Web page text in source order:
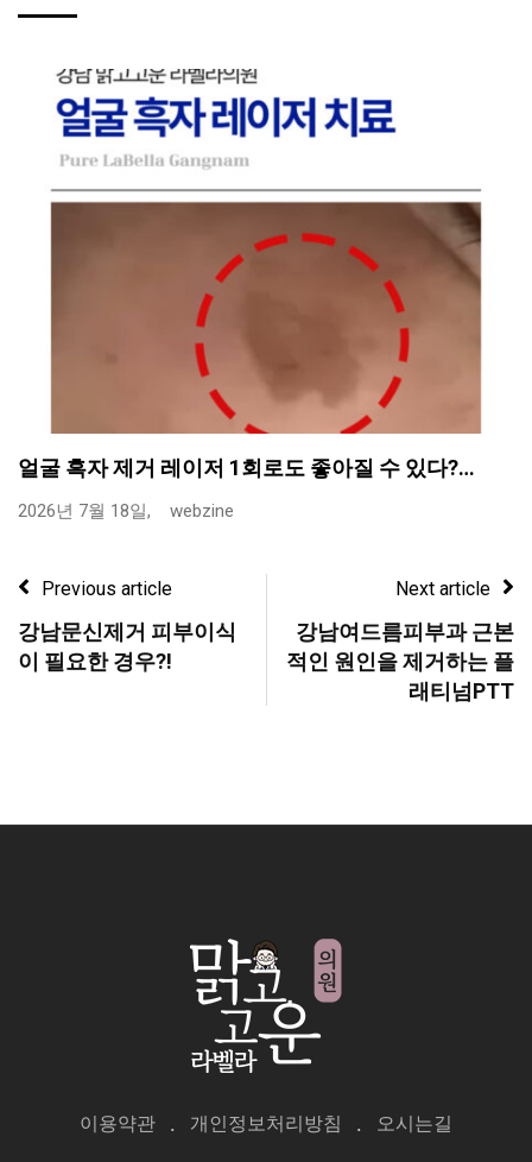
얼굴 흑자 제거 레이저 1회로도 좋아질 수 있다?…
2026년 7월 18일, webzine
Previous article
강남문신제거 피부이식
이 필요한 경우?!
Next article
강남여드름피부과 근본
적인 원인을 제거하는 플
래티넘PTT
이용약관 개인정보처리방침 오시는길